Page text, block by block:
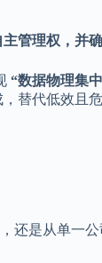
管理权，并
“数据物理集
替代低效且
还是从单一